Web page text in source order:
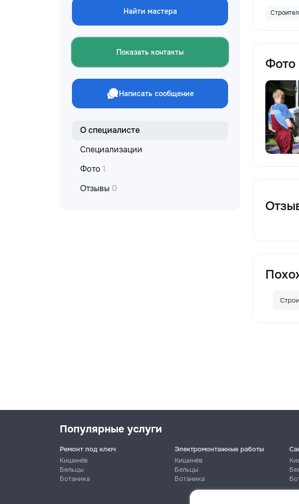
Найти мастера
Показать контакты
Написать сообщение
О специалисте
Специализации
Фото 1
Отзывы 0
Фото
Популярные услуги
Ремонт под ключ
Кишинёв
Бельцы
Ботаника
Электромонтажные работы
Кишинёв
Бельцы
Ботаника